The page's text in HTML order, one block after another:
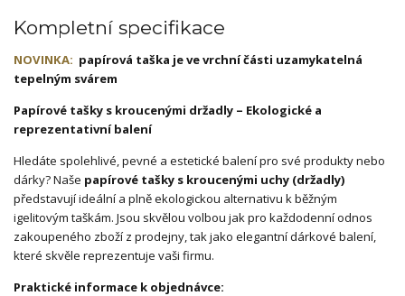
Kompletní specifikace
NOVINKA: papírová taška je ve vrchní části uzamykatelná
tepelným svárem
Papírové tašky s kroucenými držadly – Ekologické a
reprezentativní balení
Hledáte spolehlivé, pevné a estetické balení pro své produkty nebo
dárky? Naše papírové tašky s kroucenými uchy (držadly)
představují ideální a plně ekologickou alternativu k běžným
igelitovým taškám. Jsou skvělou volbou jak pro každodenní odnos
zakoupeného zboží z prodejny, tak jako elegantní dárkové balení,
které skvěle reprezentuje vaši firmu.
Praktické informace k objednávce: